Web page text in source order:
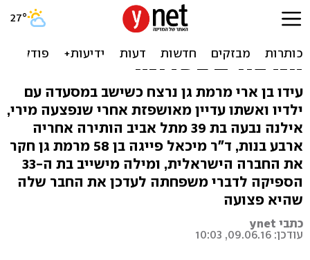
מילה, עידו, מיכאל ואילנה לא
ישובו הביתה. סיפורי
הנרצחים בשרונה
עידו בן ארי מרמת גן נרצח כשישב במסעדה עם
ילדיו ואשתו עדיין מאושפזת אחרי שנפצעה מירי,
אילנה נבעה בת 39 מתל אביב הותירה אחריה
ארבע בנות, ד"ר מיכאל פייגה בן 58 מרמת גן חקר
את החברה הישראלית, ומילה מישייב בת ה-33
הספיקה לדברי משפחתה לעדכן את החבר שלה
שהיא פצועה
כתבי ynet
עודכן: 09.06.16, 10:03